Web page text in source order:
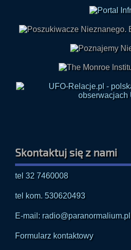
Skontaktuj się z nami
tel 32 7460008
tel kom. 530620493
E-mail: radio@paranormalium.pl
Formularz kontaktowy